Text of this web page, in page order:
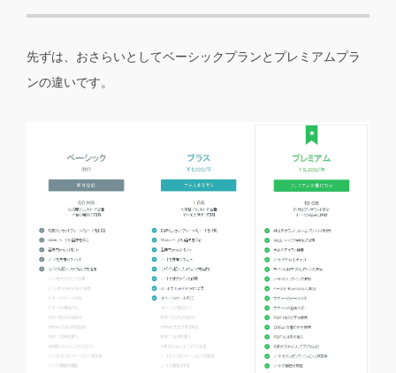
先ずは、おさらいとしてベーシックプランとプレミアムプラ
ンの違いです。